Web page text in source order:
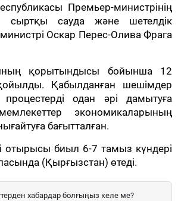
Премьер-министрінің
сыртқы сауда және шетелдік
Оскар Перес-Олива Фрага
қорытындысы бойынша 12
Қабылданған шешімдер
процестерді одан әрі дамытуға
экономикаларының
бағытталған.
отырысы биыл 6-7 тамыз күндері
(Қырғызстан) өтеді.
хабардар болғыңыз келе ме?